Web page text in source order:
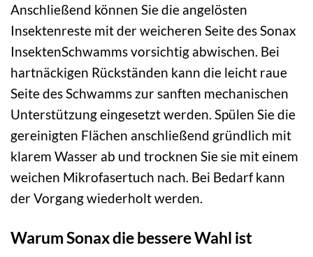
Anschließend können Sie die angelösten
Insektenreste mit der weicheren Seite des Sonax
InsektenSchwamms vorsichtig abwischen. Bei
hartnäckigen Rückständen kann die leicht raue
Seite des Schwamms zur sanften mechanischen
Unterstützung eingesetzt werden. Spülen Sie die
gereinigten Flächen anschließend gründlich mit
klarem Wasser ab und trocknen Sie sie mit einem
weichen Mikrofasertuch nach. Bei Bedarf kann
der Vorgang wiederholt werden.
Warum Sonax die bessere Wahl ist